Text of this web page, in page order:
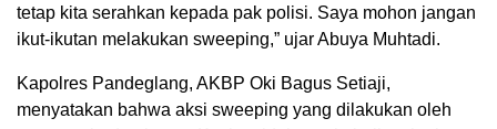
tetap kita serahkan kepada pak polisi. Saya mohon jangan
ikut-ikutan melakukan sweeping,” ujar Abuya Muhtadi.
Kapolres Pandeglang, AKBP Oki Bagus Setiaji,
menyatakan bahwa aksi sweeping yang dilakukan oleh